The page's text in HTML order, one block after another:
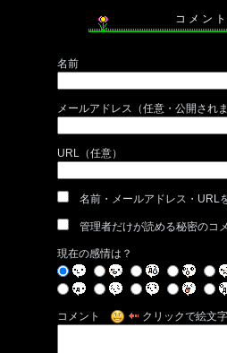
コ メ ン ト
名前
メールアドレス（任意・公開されま
URL（任意）
名前・メールアドレス・URL
管理者だけが読める秘密のコ
現在の感情は？
コメント クリックで絵文